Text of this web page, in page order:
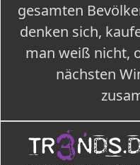
gesamten
denken sich,
man weiß nicht,
nächsten